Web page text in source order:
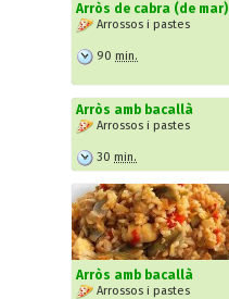
Arròs de cabra (de mar)
Arrossos i pastes
90 min.
Arròs amb bacallà
Arrossos i pastes
30 min.
Arròs amb bacallà
Arrossos i pastes